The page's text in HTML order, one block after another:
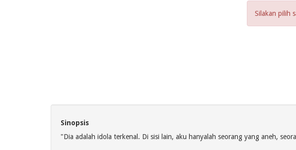
Silakan pilih
Sinopsis
"Dia adalah idola terkenal. Di sisi lain, aku hanyalah seorang yang aneh,